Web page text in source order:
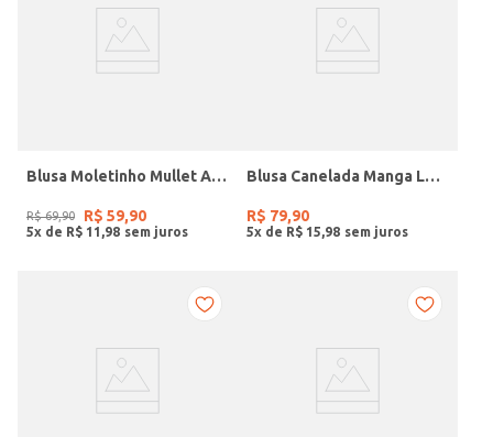
Blusa Moletinho Mullet Autentique Feminina CINZA CLARO
R$ 69,90 R$ 59,90
5x de R$ 11 98
Blusa Canelada Manga Longa Autentique Feminina MESCLA
R$ 79,90
5x de R$ 15 98